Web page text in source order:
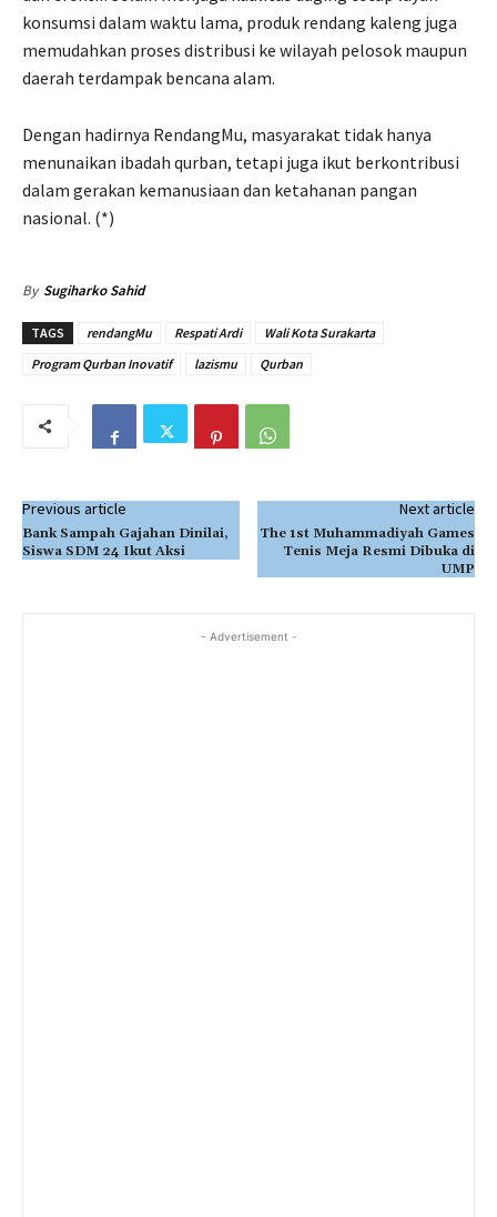
konsumsi dalam waktu lama, produk rendang kaleng juga
memudahkan proses distribusi ke wilayah pelosok maupun
daerah terdampak bencana alam.
Dengan hadirnya RendangMu, masyarakat tidak hanya
menunaikan ibadah qurban, tetapi juga ikut berkontribusi
dalam gerakan kemanusiaan dan ketahanan pangan
nasional. (*)
By Sugiharko Sahid
TAGS rendangMu Respati Ardi
Wali Kota Surakarta
Program Qurban Inovatif
lazismu Qurban
Previous article
Bank Sampah Gajahan Dinilai,
Siswa SDM 24 Ikut Aksi
Next article
The 1st Muhammadiyah Games
Tenis Meja Resmi Dibuka di
UMP
- Advertisement -